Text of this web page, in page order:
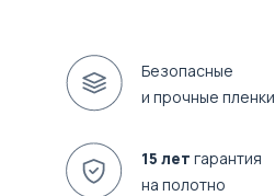
Безопасные
и прочные пленки
15 лет гарантия
на полотно